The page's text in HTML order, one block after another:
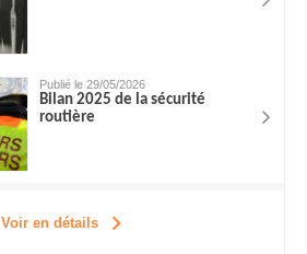
Publié le 29/05/2026
Bilan 2025 de la sécurité
routière
Voir en détails